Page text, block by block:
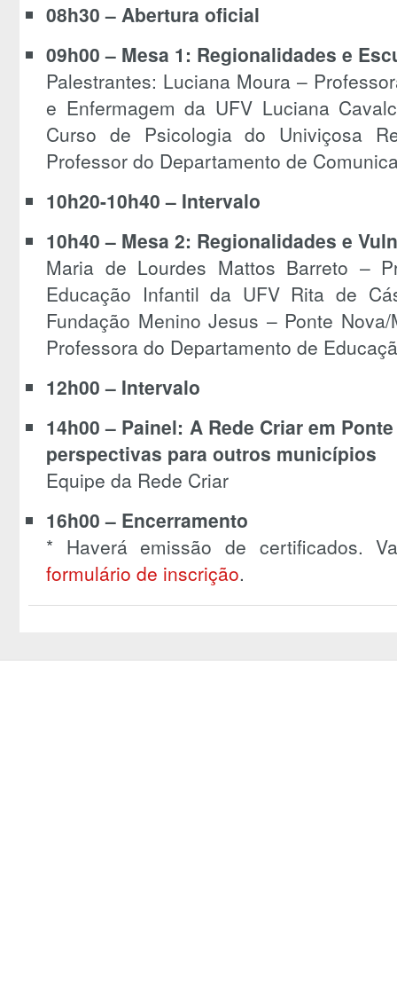
08h30 – Abertura oficial
09h00 – Mesa 1: Regionalidades e
Palestrantes: Luciana Moura –
e Enfermagem da UFV Luciana
Curso de Psicologia do Univiçosa
Professor do Departamento de
10h20-10h40 – Intervalo
10h40 – Mesa 2: Regionalidades e
Maria de Lourdes Mattos Barreto –
Educação Infantil da UFV Rita de
Fundação Menino Jesus – Ponte
Professora do Departamento de
12h00 – Intervalo
14h00 – Painel: A Rede Criar em
perspectivas para outros municípios
Equipe da Rede Criar
16h00 – Encerramento
* Haverá emissão de certificados.
formulário de inscrição.